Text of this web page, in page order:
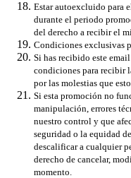
Estar autoexcluido para
durante el periodo
del derecho a recibir el
Condiciones exclusivas
Si has recibido este
condiciones para recibir
por las molestias que
Si esta promoción no
manipulación, errores
nuestro control y que
seguridad o la equidad
descalificar a cualquier
derecho de cancelar,
momento.